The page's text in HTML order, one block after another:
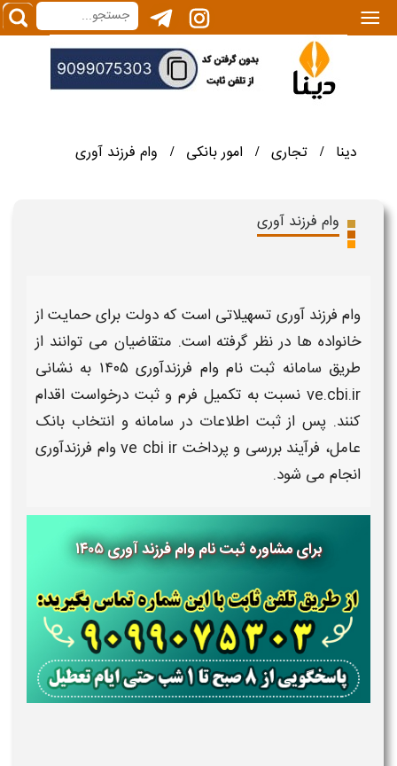
|||
دینا / تجاری / امور بانکی / وام فرزند آوری
وام فرزند آوری
وام فرزند آوری تسهیلاتی است که دولت برای حمایت از
خانواده‌ ها در نظر گرفته است. متقاضیان می‌ توانند از
طریق سامانه ثبت نام وام فرزندآوری ۱۴۰۵
به نشانی
ve.cbi.ir نسبت به تکمیل
فرم وثبت درخواست اقدام
کنند. پس ازثبتاطلاعات در سامانهو انتخاب بانک
عامل، فرآیند بررسی و پرداخت ve cbi ir
وام فرزندآوری
انجام می‌ شود.
برای مشاوره ثبت نام وام فرزند آوری ۱۴۰۵